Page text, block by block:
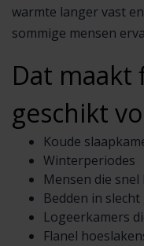
warmte langer vast
sommige mensen
Dat maakt
geschikt
Koude
Winterperiodes
Mensen die
Bedden in
Logeerkamers
Flanel